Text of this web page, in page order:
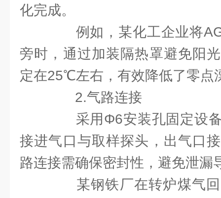
化完成。
例如，某化工企业将
旁时，通过加装隔热罩避免阳
定在25℃左右，有效降低了零点
2.气路连接
采用Φ6安装孔固定设备
接进气口与取样探头，出气口
路连接需确保密封性，避免泄漏
某钢铁厂在转炉煤气回